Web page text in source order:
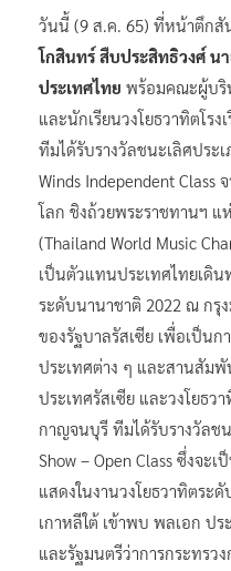
วันนี้ (9 ส.ค. 65) ที่หน้าตึกสั
โกสินทร์ สืบประสิทธิวงศ์ น
ประเทศไทย พร้อมคณะผู้บริ
และนักเรียนวงโยธวาทิตโร
ทีมได้รับรางวัลชนะเลิศประ
Winds Independent Class
โลก ชิงถ้วยพระราชทานฯ แ
(Thailand World Music
เป็นตัวแทนประเทศไทยเดิน
ระดับนานาชาติ 2022 ณ กรุ
ของรัฐบาลรัสเซีย เพื่อเป็น
ประเทศต่าง ๆ และสานสัมพั
ประเทศรัสเซีย และวงโยธว
กาญจนบุรี ทีมได้รับรางวัลช
Show – Open Class ซึ่งจะ
แสดงในงานวงโยธวาทิตระ
เกาหลีใต้ เข้าพบ พลเอก ป
และรัฐมนตรีว่าการกระทรว